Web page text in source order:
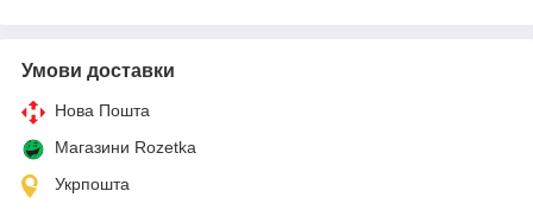
Умови доставки
Нова Пошта
Магазини Rozetka
Укрпошта